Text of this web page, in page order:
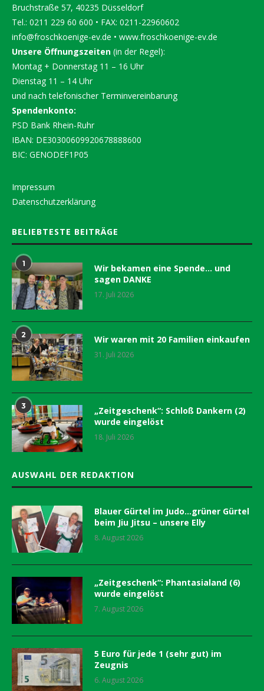
Bruchstraße 57, 40235 Düsseldorf
Tel.: 0211 229 60 600 • FAX: 0211-22960602
info@froschkoenige-ev.de • www.froschkoenige-ev.de
Unsere Öffnungszeiten (in der Regel):
Montag + Donnerstag 11 – 16 Uhr
Dienstag 11 – 14 Uhr
und nach telefonischer Terminvereinbarung
Spendenkonto:
PSD Bank Rhein-Ruhr
IBAN: DE30300609920678888600
BIC: GENODEF1P05
Impressum
Datenschutzerklärung
BELIEBTESTE BEITRÄGE
1
Wir bekamen eine Spende… und
sagen DANKE
17. Juli 2026
2 Wir waren mit 20 Familien einkaufen
31. Juli 2026
3
„Zeitgeschenk“: Schloß Dankern (2)
wurde eingelöst
18. Juli 2026
AUSWAHL DER REDAKTION
Blauer Gürtel im Judo…grüner Gürtel
beim Jiu Jitsu – unsere Elly
8. August 2026
„Zeitgeschenk“: Phantasialand (6)
wurde eingelöst
7. August 2026
5 Euro für jede 1 (sehr gut) im
Zeugnis
6. August 2026